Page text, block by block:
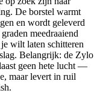
De borstel warmt
en wordt geleverd
meedraaiend
wilt laten schitteren
Belangrijk: de Zylo
geen hete lucht —
maar levert in ruil